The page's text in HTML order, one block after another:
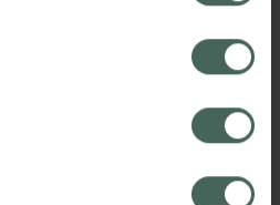
samtycke påverkar inte
som skett innan återkallelsen.